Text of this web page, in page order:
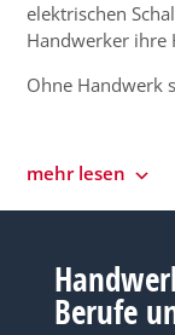
elektrischen
Handwerker ihre
Ohne Handwerk
mehr lesen
Berufe